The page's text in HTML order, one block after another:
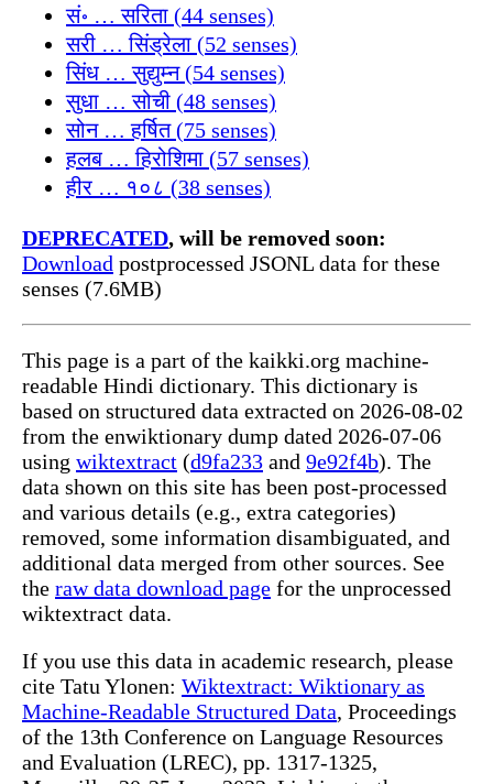
सं॰ … सरिता (44 senses)
सरी … सिंड्रेला (52 senses)
सिंध … सुद्युम्न (54 senses)
सुधा … सोची (48 senses)
सोन … हर्षित (75 senses)
हलब … हिरोशिमा (57 senses)
हीर … १०८ (38 senses)
DEPRECATED, will be removed soon:
Download postprocessed JSONL data for these
senses (7.6MB)
This page is a part of the kaikki.org machine-
readable Hindi dictionary. This dictionary is
based on structured data extracted on 2026-08-02
from the enwiktionary dump dated 2026-07-06
using wiktextract (d9fa233 and 9e92f4b). The
data shown on this site has been post-processed
and various details (e.g., extra categories)
removed, some information disambiguated, and
additional data merged from other sources. See
the raw data download page for the unprocessed
wiktextract data.
If you use this data in academic research, please
cite Tatu Ylonen: Wiktextract: Wiktionary as
Machine-Readable Structured Data, Proceedings
of the 13th Conference on Language Resources
and Evaluation (LREC), pp. 1317-1325,